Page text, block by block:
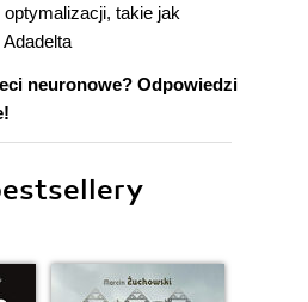
takie jak
neuronowe? Odpowiedzi